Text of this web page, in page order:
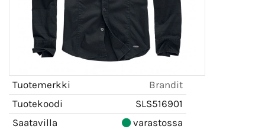
Tuotemerkki
Brandit
Tuotekoodi
SLS516901
Saatavilla
varastossa